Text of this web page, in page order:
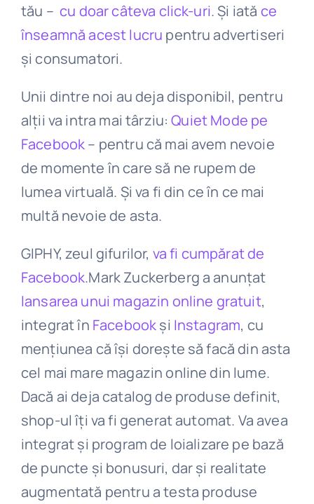
tău –cu doar câteva click-uri. Și iată ce
înseamnă acest lucru pentru advertiseri
și consumatori.
Unii dintre noi au deja disponibil, pentru
alții va intra mai târziu:Quiet Mode pe
Facebook– pentru că mai avem nevoie
de momente în care să ne rupem de
lumea virtuală. Și va fi din ce în ce mai
multă nevoie de asta.
GIPHY, zeul gifurilor, va fi cumpărat de
Facebook.Mark Zuckerberg a anunțat
lansarea unui magazin online gratuit,
integrat în Facebookși Instagram, cu
mențiunea că își dorește să facă din asta
cel mai mare magazin online din lume.
Dacă ai deja catalog de produse definit,
shop-ul îți va fi generat automat. Va avea
integrat și program de loializare pe bază
de puncte și bonusuri, dar și realitate
augmentată pentru a testa produse